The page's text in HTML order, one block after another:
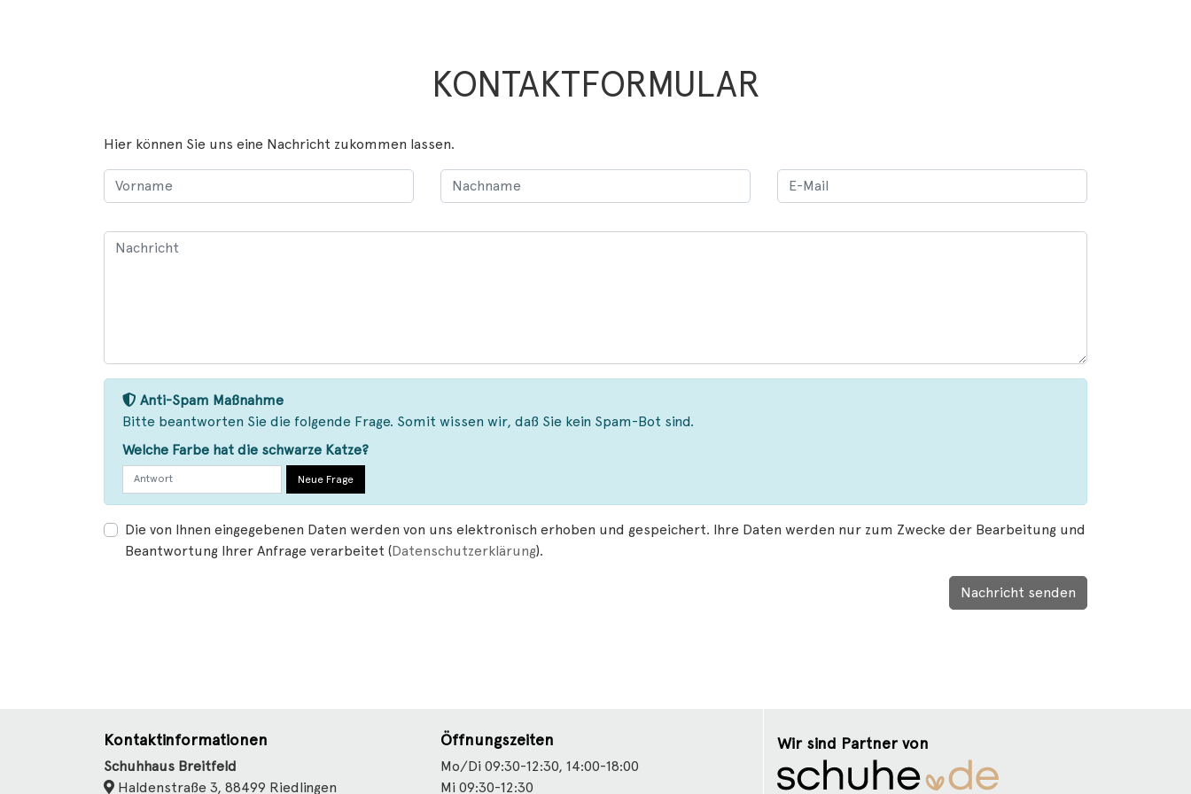
KONTAKTFORMULAR
Hier können Sie uns eine Nachricht zukommen lassen.
Anti-Spam Maßnahme
Bitte beantworten Sie die folgende Frage. Somit wissen wir, daß Sie kein Spam-Bot sind.
Welche Farbe hat die schwarze Katze?
Neue Frage
Die von Ihnen eingegebenen Daten werden von uns elektronisch erhoben und gespeichert. Ihre Daten werden nur zum Zwecke der Bearbeitung und
Beantwortung Ihrer Anfrage verarbeitet (Datenschutzerklärung).
Nachricht senden
Kontaktinformationen
Schuhhaus Breitfeld
Haldenstraße 3, 88499 Riedlingen
Öffnungszeiten
Mo/Di 09:30-12:30, 14:00-18:00
Mi 09:30-12:30
Wir sind Partner von